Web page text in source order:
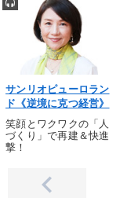
サンリオピューロラン
ド《逆境に克つ経営》
笑顔とワクワクの「人
づくり」で再建＆快進
撃！